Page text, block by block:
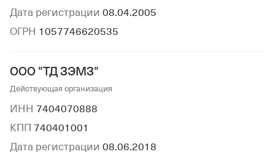
Дата регистрации 08.04.2005
ОГРН 1057746620535
ООО "ТД ЗЭМЗ"
Действующая организация
ИНН 7404070888
КПП 740401001
Дата регистрации 08.06.2018